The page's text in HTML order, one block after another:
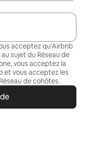
acceptez qu'Airbnb
sujet du Réseau de
vous acceptez la
et vous acceptez les
de cohôtes.